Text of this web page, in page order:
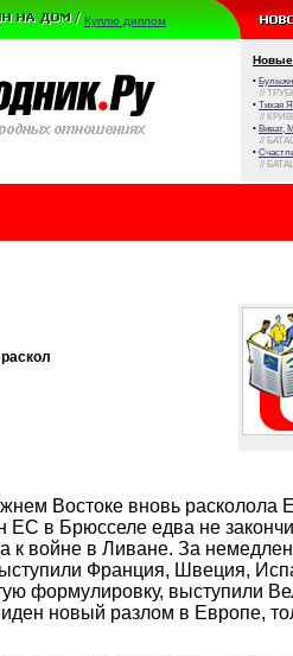
Куплю диплом
Новые
•
//
• Тихая
//
• Виват,
//
•
//
Востоке вновь расколола
ЕС в Брюсселе едва не
к войне в Ливане. За
Франция, Швеция,
формулировку, выступили
новый разлом в Европе,